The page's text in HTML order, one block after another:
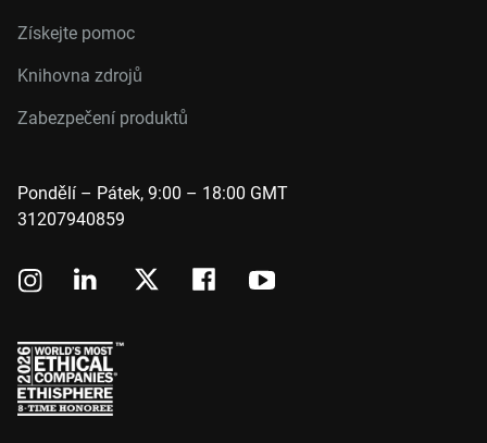
Získejte pomoc
Knihovna zdrojů
Zabezpečení produktů
Pondělí – Pátek, 9:00 – 18:00 GMT
31207940859